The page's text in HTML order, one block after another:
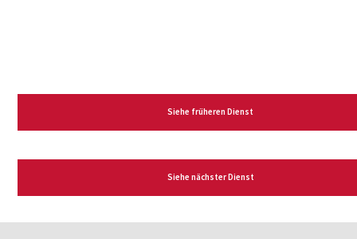
Siehe früheren Dienst
Siehe nächster Dienst